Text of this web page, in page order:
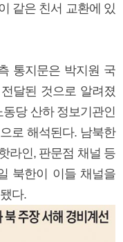
같은 친서 교환에 있
통지문은 박지원 국
달된 것으로 알려졌
당 산하 정보기관인
로 해석된다. 남북한
라인, 판문점 채널 등
북한이 이들 채널을
다.